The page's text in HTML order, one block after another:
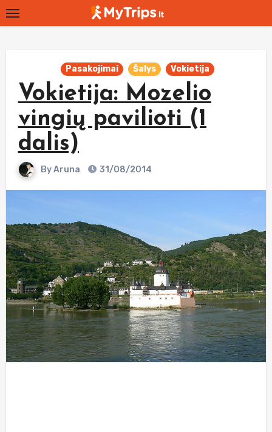
Skip
to
Pasakojimai Šalys Vokietija
Vokietija: Mozelio
vingių pavilioti (1
dalis)
ByAruna 31/08/2014